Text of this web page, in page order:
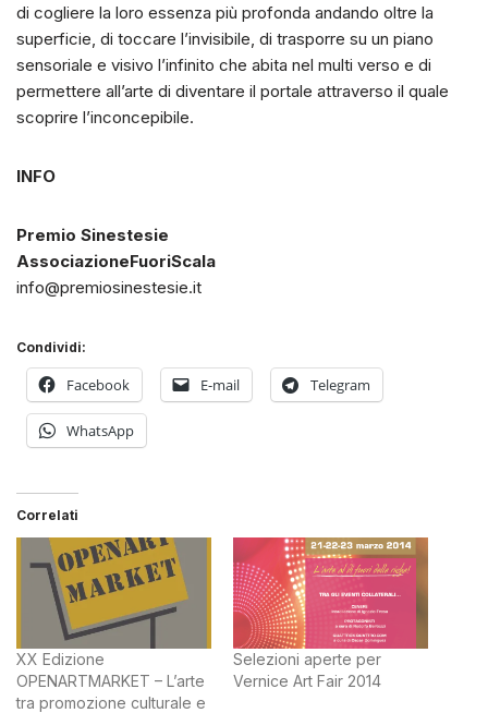
di cogliere la loro essenza più profonda andando oltre la
superficie, di toccare l’invisibile, di trasporre su un piano
sensoriale e visivo l’infinito che abita nel multi verso e di
permettere all’arte di diventare il portale attraverso il quale
scoprire l’inconcepibile.
INFO
Premio Sinestesie
AssociazioneFuoriScala
info@premiosinestesie.it
Condividi:
Facebook E-mail Telegram
WhatsApp
Correlati
XX Edizione
OPENARTMARKET – L’arte
tra promozione culturale e
Selezioni aperte per
Vernice Art Fair 2014